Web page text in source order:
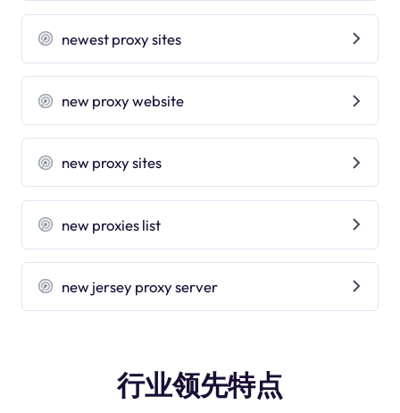
newest proxy sites
new proxy website
new proxy sites
new proxies list
new jersey proxy server
行业领先特点